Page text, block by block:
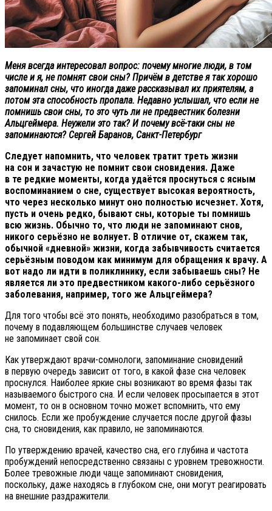
Меня всегда интересовал вопрос: почему многие люди, в том
числе и я, не помнят свои сны? Причём в детстве я так хорошо
запоминал сны, что иногда даже рассказывал их приятелям, а
потом эта способность пропала. Недавно услышал, что если не
помнишь свои сны, то это чуть ли не предвестник болезни
Альцгеймера. Неужели это так? И почему всё-таки сны не
запоминаются? Сергей Баранов, Санкт-Петербург
Следует напомнить, что человек тратит треть жизни
на сон и зачастую не помнит свои сновидения. Даже
в те редкие моменты, когда удаётся проснуться с ясным
воспоминанием о сне, существует высокая вероятность,
что через несколько минут оно полностью исчезнет. Хотя,
пусть и очень редко, бывают сны, которые ты помнишь
всю жизнь. Обычно то, что люди не запоминают снов,
никого серьёзно не волнует. В отличие от, скажем так,
обычной «дневной» жизни, когда забывчивость считается
серьёзным поводом как минимум для обращения к врачу. А
вот надо ли идти в поликлинику, если забываешь сны? Не
является ли это предвестником какого-либо серьёзного
заболевания, например, того же Альцгеймера?
Для того чтобы всё это понять, необходимо разобраться в том,
почему в подавляющем большинстве случаев человек
не запоминает свой сон.
Как утверждают врачи-сомнологи, запоминание сновидений
в первую очередь зависит от того, в какой фазе сна человек
проснулся. Наиболее яркие сны возникают во время фазы так
называемого быстрого сна. И если человек просыпается в этот
момент, то он в основном точно может вспомнить, что ему
снилось. Если же пробуждение случается после другой фазы
сна, то сновидения, как правило, не запоминаются.
По утверждению врачей, качество сна, его глубина и частота
пробуждений непосредственно связаны с уровнем тревожности.
Более тревожные люди чаще запоминают сновидения,
поскольку, даже находясь в глубоком сне, они могут реагировать
на внешние раздражители.